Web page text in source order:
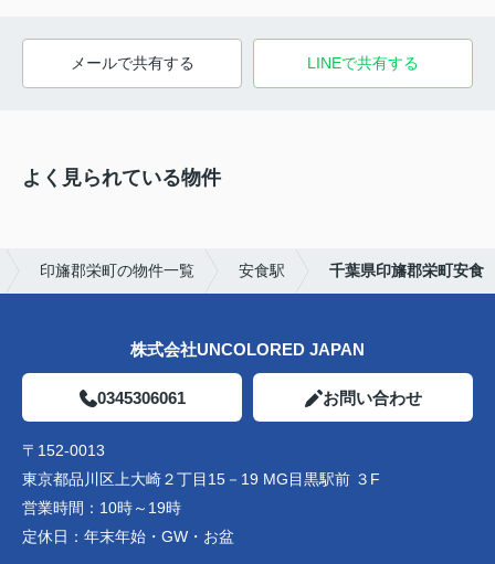
メールで共有する LINEで共有する
よく見られている物件
印旛郡栄町の物件一覧 安食駅 千葉県印旛郡栄町安食
株式会社UNCOLORED JAPAN
0345306061 お問い合わせ
〒152-0013
東京都品川区上大崎２丁目15－19 MG目黒駅前 ３F
営業時間： 10時～19時
定休日： 年末年始・GW・お盆